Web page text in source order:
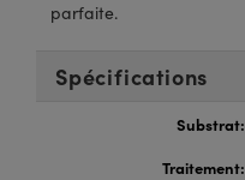
parfaite.
Spécifications
Substrat:
Traitement: